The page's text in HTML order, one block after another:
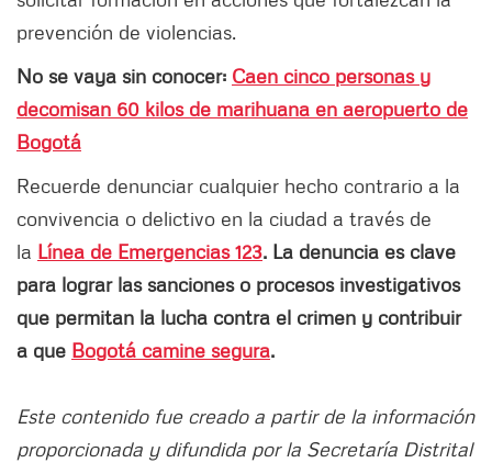
prevención de violencias.
No se vaya sin conocer: Caen cinco personas y
decomisan 60 kilos de marihuana en aeropuerto de
Bogotá
Recuerde denunciar cualquier hecho contrario a la
convivencia o delictivo en la ciudad a través de
la Línea de Emergencias 123. La denuncia es clave
para lograr las sanciones o procesos investigativos
que permitan la lucha contra el crimen y contribuir
a que Bogotá camine segura.
Este contenido fue creado a partir de la información
proporcionada y difundida por la Secretaría Distrital